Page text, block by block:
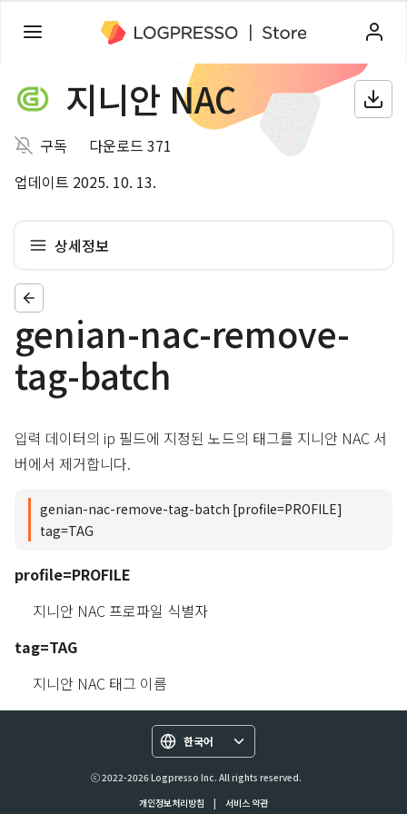
지니안 NAC
구독
다운로드 371
업데이트 2025. 10. 13.
상세정보
genian-nac-remove-
tag-batch
입력 데이터의 ip 필드에 지정된 노드의 태그를 지니안 NAC 서
버에서 제거합니다.
genian-nac-remove-tag-batch [profile=PROFILE]
tag=TAG
profile=PROFILE
지니안 NAC 프로파일 식별자
tag=TAG
지니안 NAC 태그 이름
한국어
ⓒ 2022-2026 Logpresso Inc. All rights reserved.
개인정보처리방침
| 서비스 약관